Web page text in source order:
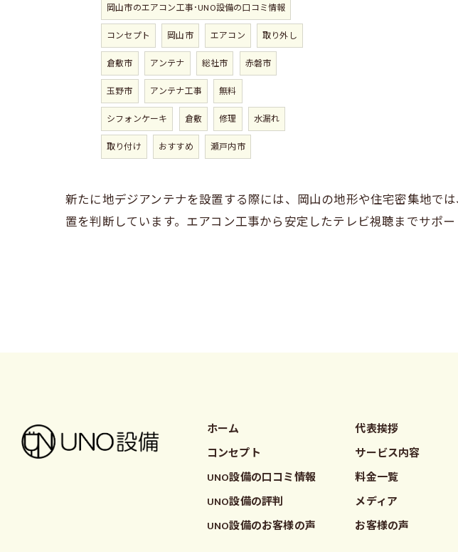
岡山市のエアコン工事･UNO設備の口コミ情報
コンセプト
岡山市 エアコン
取り外し
倉敷市
アンテナ 総社市
赤磐市
玉野市
アンテナ工事
無料
シフォンケーキ
倉敷 修理
水漏れ
取り付け
おすすめ 瀬戸内市
新たに地デジアンテナを設置する際には、岡山の地形や住宅密集地で
置を判断しています。エアコン工事から安定したテレビ視聴までサポー
ホーム
コンセプト
UNO設備の口コミ情報
UNO設備の評判
UNO設備のお客様の声
代表挨拶
サービス内容
料金一覧
メディア
お客様の声